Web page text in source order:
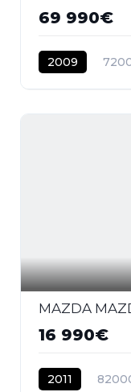
69 990€
2009
16 990€
2011